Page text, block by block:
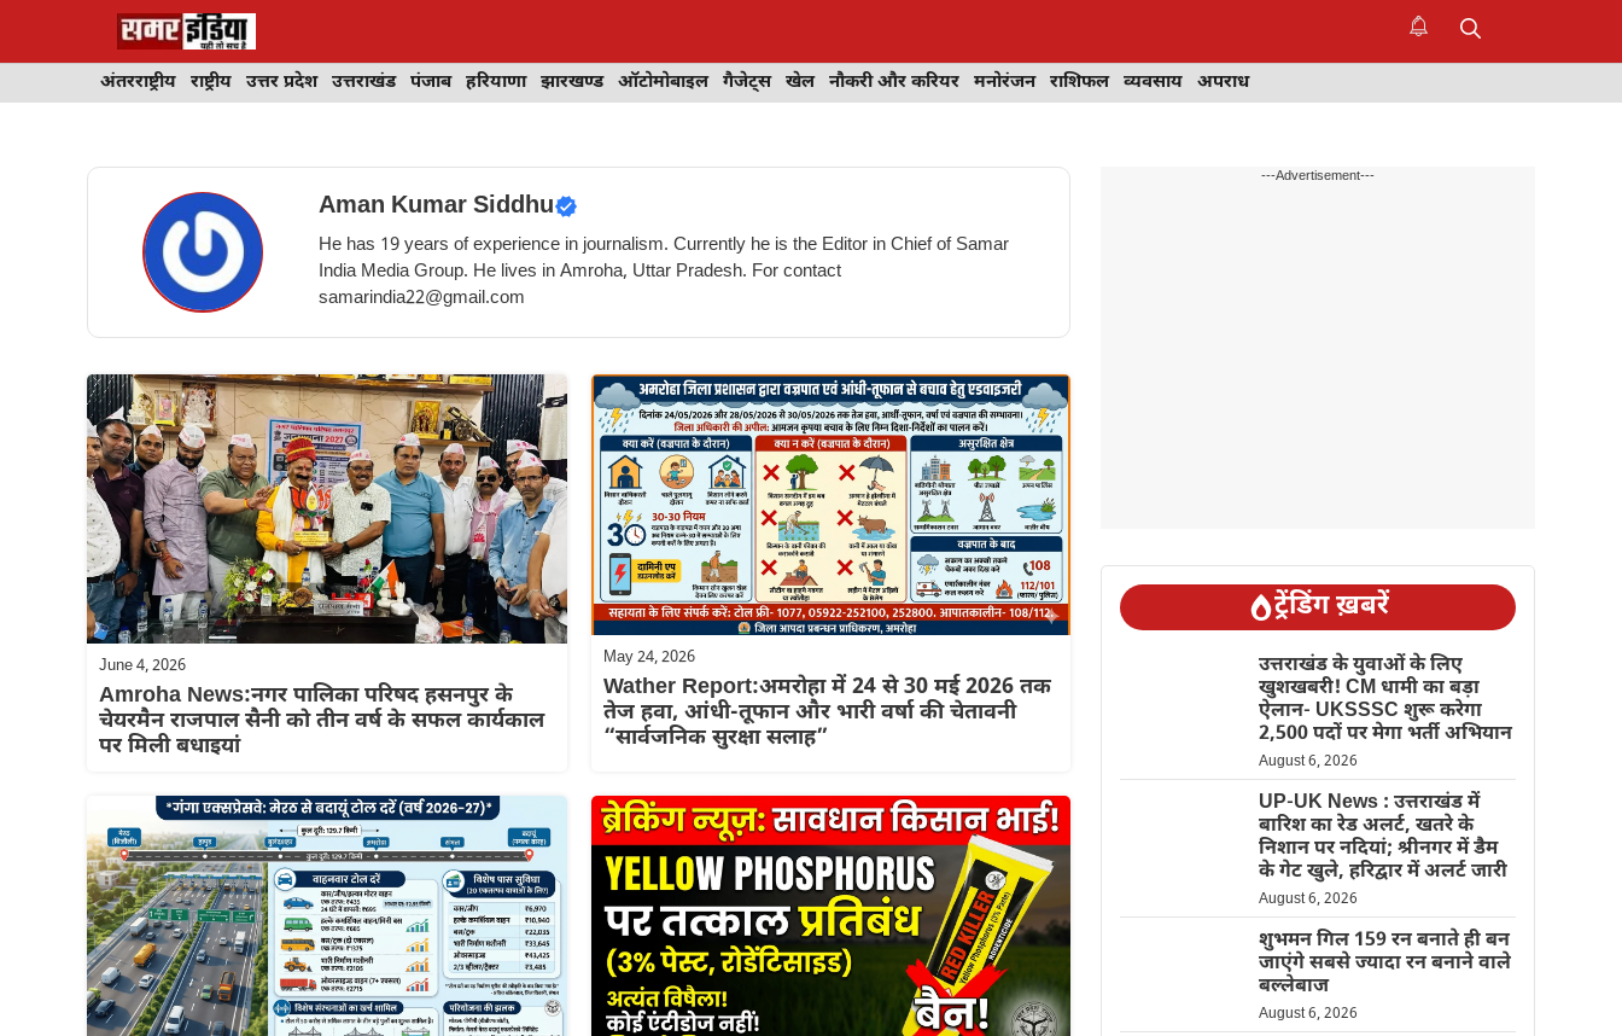
अंतरराष्ट्रीय राष्ट्रीय उत्तर प्रदेश उत्तराखंड पंजाब हरियाणा झारखण्ड ऑटोमोबाइल गैजेट्स खेल नौकरी और करियर मनोरंजन राशिफल व्यवसाय अपराध
Aman Kumar Siddhu
He has 19 years of experience in journalism. Currently he is the Editor in Chief of Samar
India Media Group. He lives in Amroha, Uttar Pradesh. For contact
samarindia22@gmail.com
June 4, 2026
Amroha News:नगर पालिका परिषद हसनपुर के
चेयरमैन राजपाल सैनी को तीन वर्ष के सफल कार्यकाल
पर मिली बधाइयां
May 24, 2026
Wather Report:अमरोहा में 24 से 30 मई 2026 तक
तेज हवा, आंधी-तूफान और भारी वर्षा की चेतावनी
“सार्वजनिक सुरक्षा सलाह”
---Advertisement---
ट्रेंडिंग ख़बरें
उत्तराखंड के युवाओं के लिए
खुशखबरी! CM धामी का बड़ा
ऐलान- UKSSSC शुरू करेगा
2,500 पदों पर मेगा भर्ती अभियान
August 6, 2026
UP-UK News : उत्तराखंड में
बारिश का रेड अलर्ट, खतरे के
निशान पर नदियां; श्रीनगर में डैम
के गेट खुले, हरिद्वार में अलर्ट जारी
August 6, 2026
शुभमन गिल 159 रन बनाते ही बन
जाएंगे सबसे ज्यादा रन बनाने वाले
बल्लेबाज
August 6, 2026